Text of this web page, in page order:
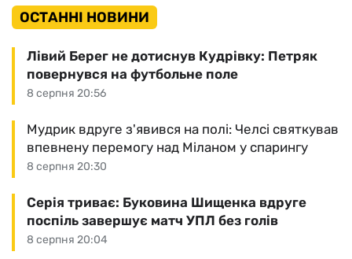
ОСТАННІ НОВИНИ
8 серпня 20:56
Лівий Берег не дотиснув Кудрівку: Петряк
повернувся на футбольне поле
8 серпня 20:30
Мудрик вдруге з'явився на полі: Челсі святкував
впевнену перемогу над Міланом у спарингу
8 серпня 20:04
Серія триває: Буковина Шищенка вдруге
поспіль завершує матч УПЛ без голів